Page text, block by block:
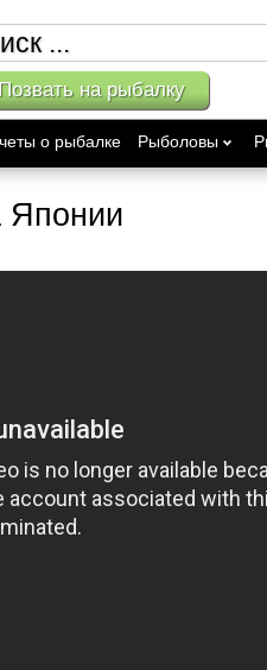
Позвать на рыбалку
о рыбалке Рыболовы
Японии